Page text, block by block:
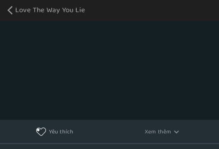
Love The Way You Lie
Yêu thích Xem thêm